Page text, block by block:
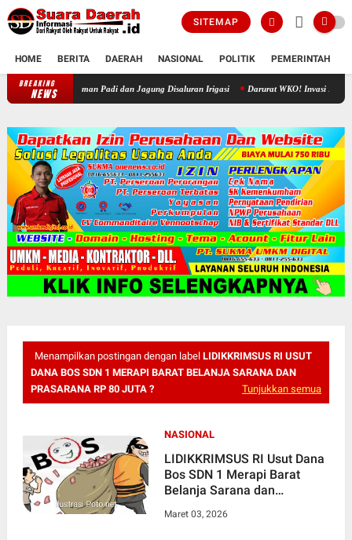
SITEMAP
HOME BERITA DAERAH NASIONAL POLITIK PEMERINTAH
BREAKING
NEWS Akhir Sengketa Air Jono-Gawan, Petani Rela Babat Tanaman Padi dan
Menampilkan postingan dengan label LIDIKKRIMSUS RI USUT
DANA BOS SDN 1 MERAPI BARAT BELANJA SARANA DAN
PRASARANA RP 80 JUTA ?
Tunjukkan semua
NASIONAL
LIDIKKRIMSUS RI Usut Dana
Bos SDN 1 Merapi Barat
Belanja Sarana dan
Maret 03, 2026